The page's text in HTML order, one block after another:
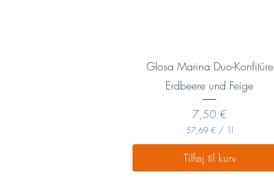
Hurtigvisning
Glosa Marina Duo-Konfitüre
Erdbeere und Feige
Pris
7,50 €
57,69 € / 1l
7
,
6
Tilføj til kurv